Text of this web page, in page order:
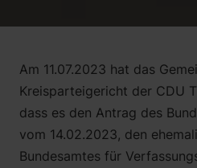
Sebastian Saar
Rafael Sarlak
Katharina Leye
Jonathan Horst
Am 11.07.2023 hat das
Kreisparteigericht der CDU
dass es den Antrag des
vom 14.02.2023, den
Bundesamtes für